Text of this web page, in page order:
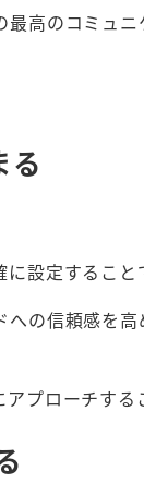
高のコミュ
る
に設定すること
の信頼感を
プローチする